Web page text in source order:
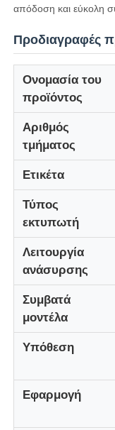
Αρχική Σελίδα
Προϊόντα
Βίντεο
Σχετικά με εμάς
Γύρος
επαφή
Νέα
Όλες οι
απόδοση και εύκολη
Προδιαγραφές
Ονομασία του
προϊόντος
Αριθμός
τμήματος
Ετικέτα
Τύπος
εκτυπωτή
Λειτουργία
ανάσυρσης
Συμβατά
μοντέλα
Υπόθεση
Εφαρμογή